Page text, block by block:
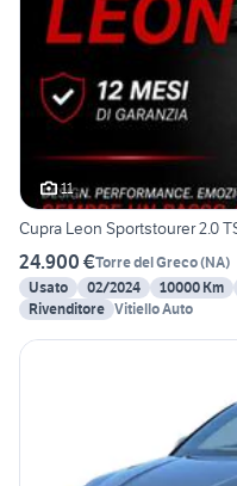
11
Cupra Leon Sportstourer 2.0
24.900 €Torre del Greco(NA)
Usato
02/2024 10000 Km
Rivenditore Vitiello Auto